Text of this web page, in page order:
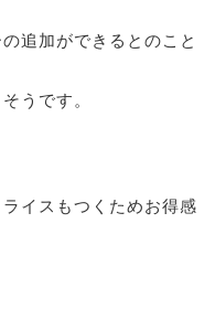
追加ができるとのこと
うです。
イスもつくためお得感